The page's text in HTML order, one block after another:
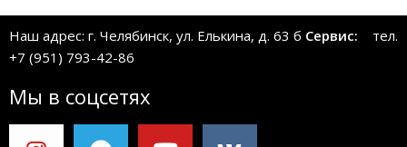
Наш адрес: г. Челябинск, ул. Елькина, д. 63 б Сервис: тел.
+7 (951) 793-42-86
Мы в соцсетях